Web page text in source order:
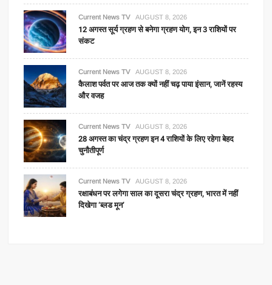
Current News TV AUGUST 8, 2026
12 अगस्त सूर्य ग्रहण से बनेगा ग्रहण योग, इन 3 राशियों पर
संकट
Current News TV AUGUST 8, 2026
कैलाश पर्वत पर आज तक क्यों नहीं चढ़ पाया इंसान, जानें रहस्य
और वजह
Current News TV AUGUST 8, 2026
28 अगस्त का चंद्र ग्रहण इन 4 राशियों के लिए रहेगा बेहद
चुनौतीपूर्ण
Current News TV AUGUST 8, 2026
रक्षाबंधन पर लगेगा साल का दूसरा चंद्र ग्रहण, भारत में नहीं
दिखेगा ‘ब्लड मून’